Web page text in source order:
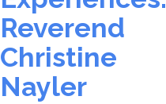
Reverend
Christine
Nayler